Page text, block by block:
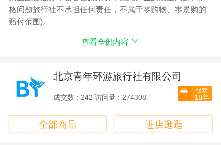
价格问题旅行社不承担任何责任，不属于零购物、零景购
的赔付范围)。
是指旅行社在行程接待过程中不再增加行程以外需游客另
提供的配套服务，消费意愿完全由游客自行决定，不属于
零自费的赔付范围。
3、娱乐节目：
为了满足部分游客的个性消费需求，游客可以根据个人喜
好自愿消费。娱乐推荐中国唯一的黎族文化实景演出（游
格问题旅行社不承担任何责任，不属于零购物、零景购的
赔付范围)。
外需游客另行付费的景点（景区内消费：比如：电瓶车、
定，不属于零自费的赔付范围。娱乐节目：为了满足部分
游客的个性消费需求，游客可以根据个人喜好自愿消费。
查看全部内容
北京青年环游旅行社有限公司
成交数：242 访问量：274308
经营
18年
全部商品 进店逛逛